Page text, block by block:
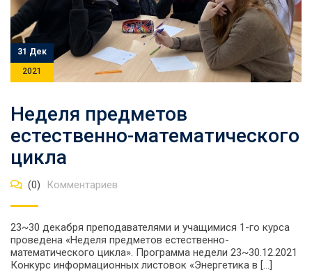
31 Дек
2021
Неделя предметов
естественно-математического
цикла
(0) Комментариев
23~30 декабря преподавателями и учащимися 1-го курса
проведена «Неделя предметов естественно-
математического цикла». Программа недели 23~30.12.2021
Конкурс информационных листовок «Энергетика в […]